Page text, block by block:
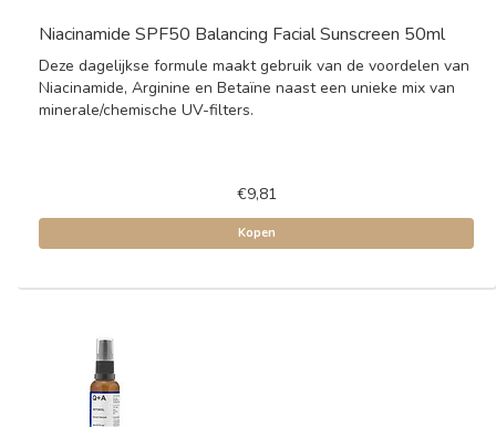
Niacinamide SPF50 Balancing Facial Sunscreen 50ml
Deze dagelijkse formule maakt gebruik van de voordelen van
Niacinamide, Arginine en Betaïne naast een unieke mix van
minerale/chemische UV-filters.
€9,81
Kopen